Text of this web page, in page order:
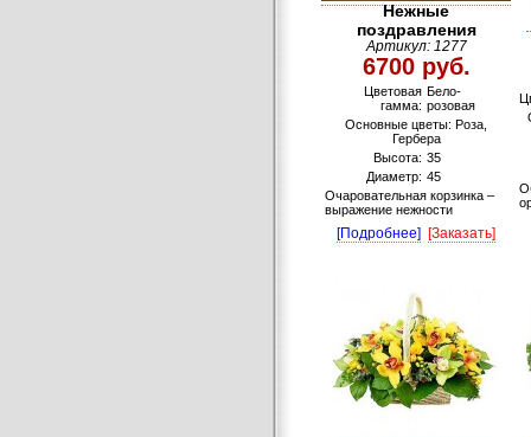
Нежные
поздравления
Артикул: 1277
6700 руб.
Цветовая
гамма:
Бело-
розовая
Основные цветы: Роза,
Гербера
Высота: 35
Диаметр: 45
Очаровательная корзинка –
выражение нежности
[Подробнее] [Заказать]